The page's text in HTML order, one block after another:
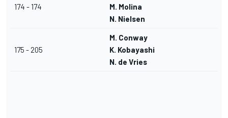
174 - 174
M. Molina
N. Nielsen
175 - 205
M. Conway
K. Kobayashi
N. de Vries